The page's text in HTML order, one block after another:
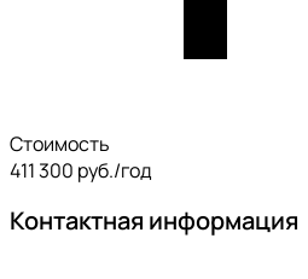
Стоимость
411 300 руб./год
Контактная информация